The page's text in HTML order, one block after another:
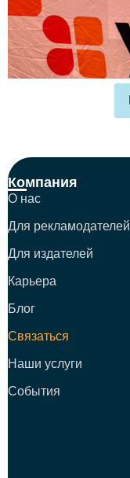
Компания
О нас
Для рекламодателей
Для издателей
Карьера
Блог
Связаться
Наши услуги
События